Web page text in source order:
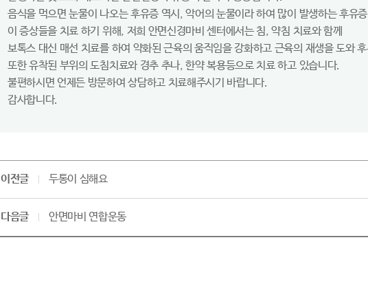
음식을 먹으면 눈물이 나오는 후유증 역시, 악어의 눈물이라 하여 많이 발생하는 후유
이 증상들을 치료 하기 위해, 저희 안면신경마비 센터에서는 침, 약침 치료와 함께
보톡스 대신 매선 치료를 하여 약화된 근육의 움직임을 강화하고 근육의 재생을 도와
또한 유착된 부위의 도침치료와 경추 추나, 한약 복용등으로 치료 하고 있습니다.
불편하시면 언제든 방문하여 상담하고 치료해주시기 바랍니다.
감사합니다.
이전글 두통이 심해요
다음글 안면마비 연합운동